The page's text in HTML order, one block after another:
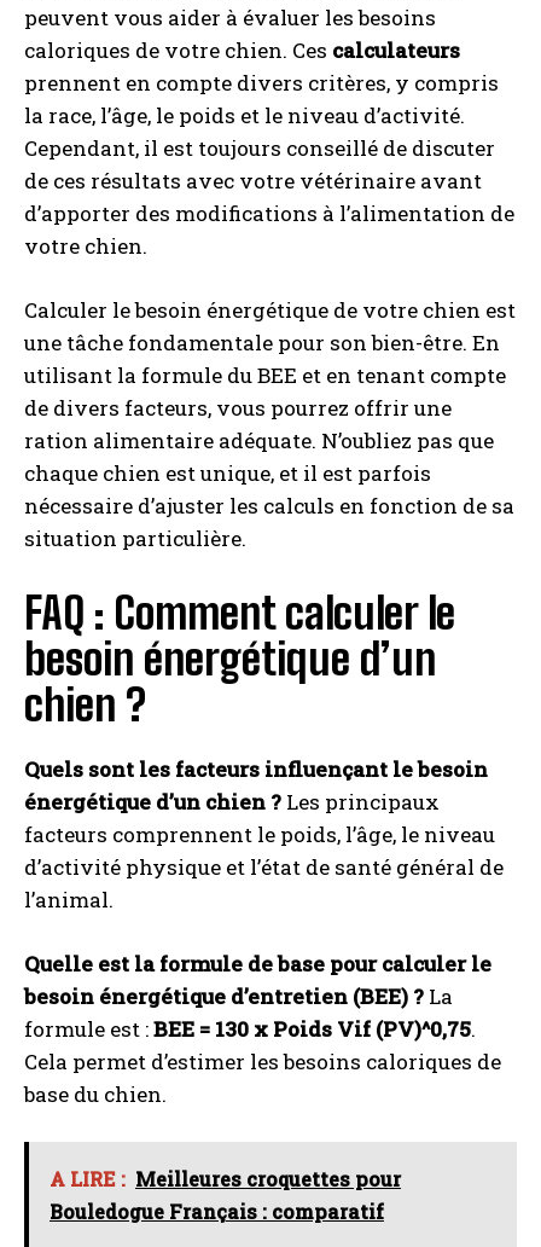
peuvent vous aider à évaluer les besoins
caloriques de votre chien. Ces calculateurs
prennent en compte divers critères, y compris
la race, l’âge, le poids et le niveau d’activité.
Cependant, il est toujours conseillé de discuter
de ces résultats avec votre vétérinaire avant
d’apporter des modifications à l’alimentation de
votre chien.
Calculer le besoin énergétique de votre chien est
une tâche fondamentale pour son bien-être. En
utilisant la formule du BEE et en tenant compte
de divers facteurs, vous pourrez offrir une
ration alimentaire adéquate. N’oubliez pas que
chaque chien est unique, et il est parfois
nécessaire d’ajuster les calculs en fonction de sa
situation particulière.
FAQ : Comment calculer le
besoin énergétique d’un
chien ?
Quels sont les facteurs influençant le besoin
énergétique d’un chien ? Les principaux
facteurs comprennent le poids, l’âge, le niveau
d’activité physique et l’état de santé général de
l’animal.
Quelle est la formule de base pour calculer le
besoin énergétique d’entretien (BEE) ? La
formule est :BEE = 130 x Poids Vif (PV)^0,75.
Cela permet d’estimer les besoins caloriques de
base du chien.
A LIRE : Meilleures croquettes pour
Bouledogue Français : comparatif